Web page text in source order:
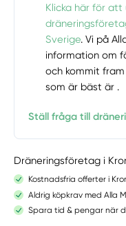
Klicka här för
Sverige. Vi på
information om
och kommit
som är bäst är .
Ställ fråga till
Dräneringsföretag i
Kostnadsfria offerter i
Aldrig köpkrav med Alla
Spara tid & pengar när